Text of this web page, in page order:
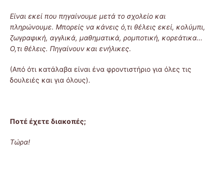
Είναι εκεί που πηγαίνουμε μετά το σχολείο και
πληρώνουμε. Μπορείς να κάνεις ό,τι θέλεις εκεί, κολύμπι,
ζωγραφική, αγγλικά, μαθηματικά, ρομποτική, κορεάτικα…
Ο,τι θέλεις. Πηγαίνουν και ενήλικες.
(Από ότι κατάλαβα είναι ένα φροντιστήριο για όλες τις
δουλειές και για όλους).
Ποτέ έχετε διακοπές;
Τώρα!